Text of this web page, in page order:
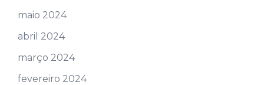
maio 2024
abril 2024
março 2024
fevereiro 2024